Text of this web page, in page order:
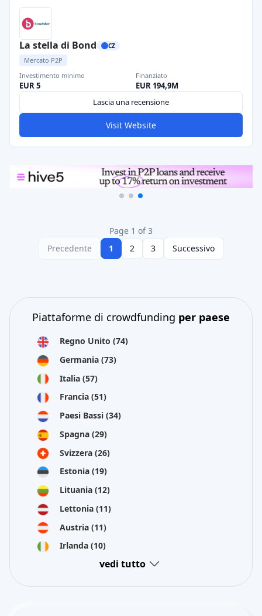
La stella di Bond CZ
Mercato P2P
Investimento minimo
EUR 5
Finanziato
EUR 194,9M
Lascia una recensione
Visit Website
Page 1 of 3
Precedente
1 2 3 Successivo
Piattaforme di crowdfunding per paese
Regno Unito (74)
Germania (73)
Italia (57)
Francia (51)
Paesi Bassi (34)
Spagna (29)
Svizzera (26)
Estonia (19)
Lituania (12)
Lettonia (11)
Austria (11)
Irlanda (10)
vedi tutto